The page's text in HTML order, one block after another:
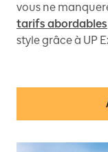
vous ne
tarifs abordables
style grâce à UP